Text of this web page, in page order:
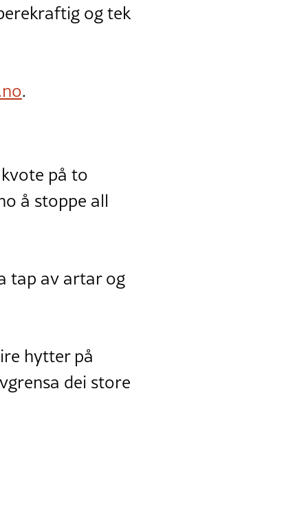
og tek
.
på to
å stoppe all
tap av artar og
hytter på
dei store